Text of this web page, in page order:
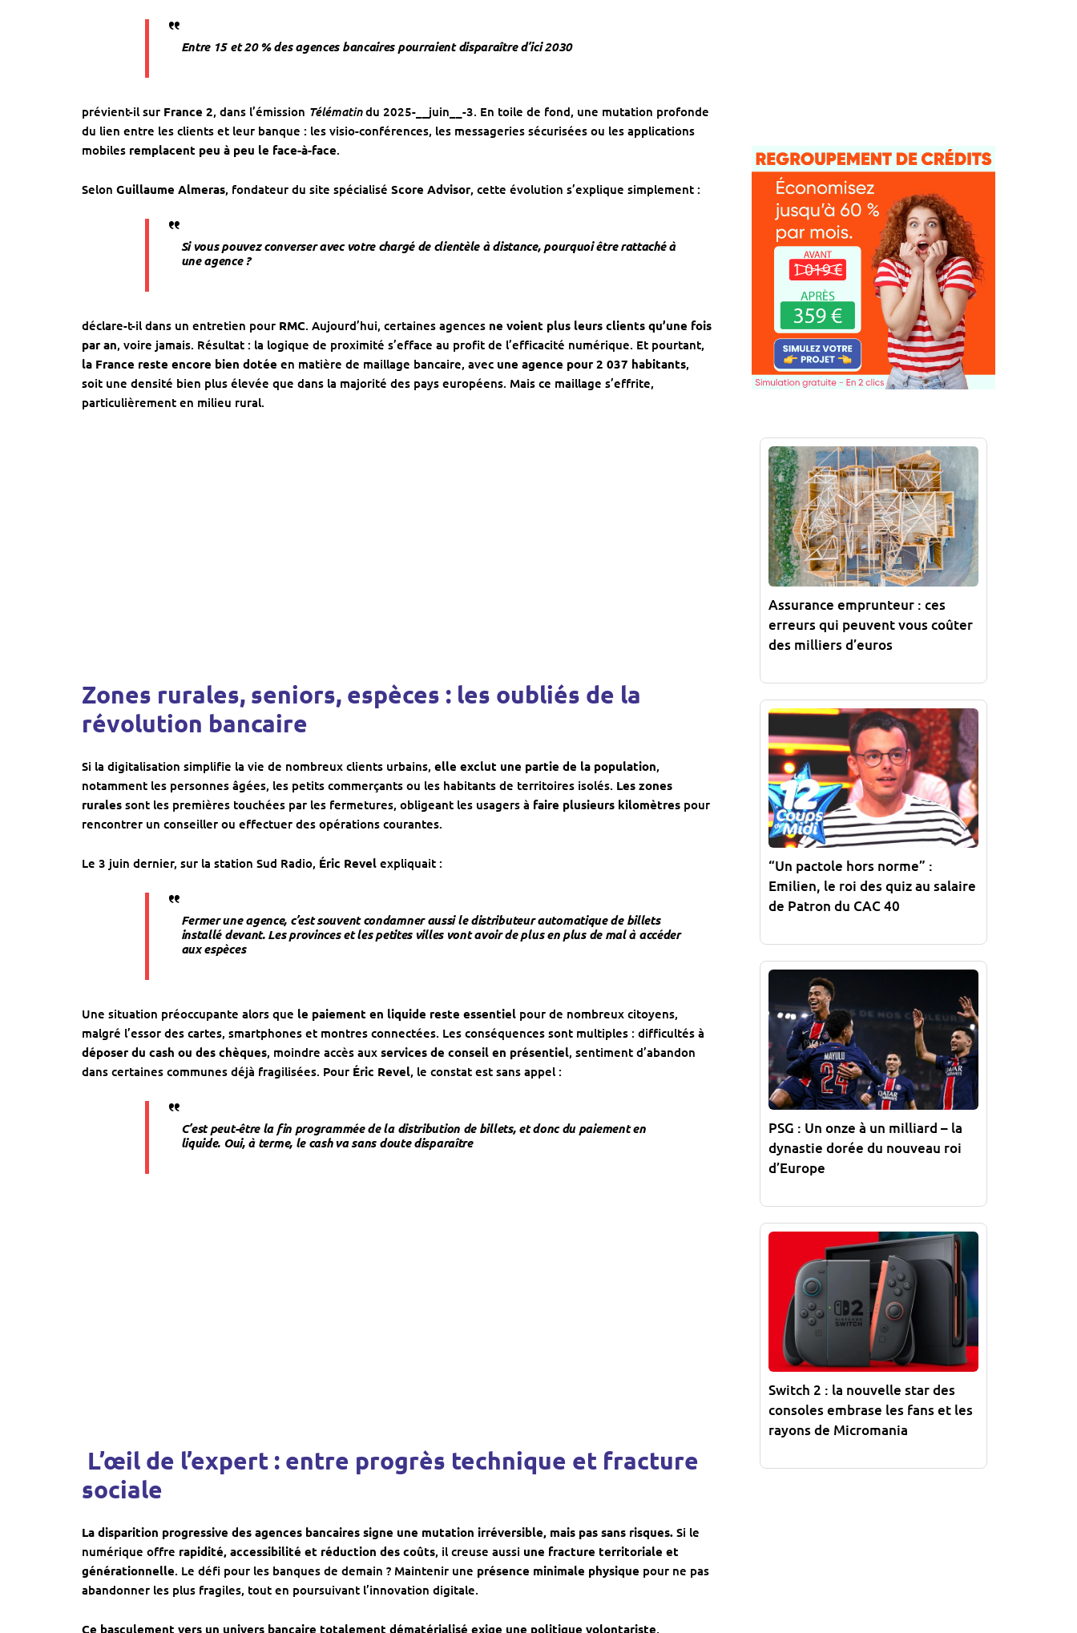
Entre 15 et 20 % des agences bancaires pourraient disparaître d’ici 2030
prévient-il sur France 2, dans l’émission Télématindu 2025-__juin__-3. En toile de fond, une mutation profonde
du lien entre les clients et leur banque : les visio-conférences, les messageries sécurisées ou les applications
mobiles remplacent peu à peu le face-à-face.
Selon Guillaume Almeras, fondateur du site spécialisé Score Advisor, cette évolution s’explique simplement :
Si vous pouvez converser avec votre chargé de clientèle à distance, pourquoi être rattaché à
une agence ?
déclare-t-il dans un entretien pour RMC. Aujourd’hui, certaines agences ne voient plus leurs clients qu’une fois
par an, voire jamais. Résultat : la logique de proximité s’efface au profit de l’efficacité numérique. Et pourtant,
la France reste encore bien dotée en matière de maillage bancaire, avec une agence pour 2 037 habitants,
soit une densité bien plus élevée que dans la majorité des pays européens. Mais ce maillage s’effrite,
particulièrement en milieu rural.
Zones rurales, seniors, espèces : les oubliés de la
révolution bancaire
Si la digitalisation simplifie la vie de nombreux clients urbains, elle exclut une partie de la population,
notamment les personnes âgées, les petits commerçants ou les habitants de territoires isolés. Les zones
rurales sont les premières touchées par les fermetures, obligeant les usagers à faire plusieurs kilomètres pour
rencontrer un conseiller ou effectuer des opérations courantes.
Le 3 juin dernier, sur la station Sud Radio, Éric Revel expliquait :
Fermer une agence, c’est souvent condamner aussi le distributeur automatique de billets
installé devant. Les provinces et les petites villes vont avoir de plus en plus de mal à accéder
aux espèces
Une situation préoccupante alors que le paiement en liquide reste essentiel pour de nombreux citoyens,
malgré l’essor des cartes, smartphones et montres connectées. Les conséquences sont multiples : difficultés à
déposer du cash ou des chèques, moindre accès aux services de conseil en présentiel, sentiment d’abandon
dans certaines communes déjà fragilisées. Pour Éric Revel, le constat est sans appel :
C’est peut-être la fin programmée de la distribution de billets, et donc du paiement en
liquide. Oui, à terme, le cash va sans doute disparaître
️ L’œil de l’expert : entre progrès technique et fracture
sociale
La disparition progressive des agences bancaires signe une mutation irréversible, mais pas sans risques. Si le
numérique offre rapidité, accessibilité et réduction des coûts, il creuse aussi une fracture territoriale et
générationnelle. Le défi pour les banques de demain ? Maintenir une présence minimale physique pour ne pas
abandonner les plus fragiles, tout en poursuivant l’innovation digitale.
Ce basculement vers un univers bancaire totalement dématérialisé exige une politique volontariste,
Assurance emprunteur : ces
erreurs qui peuvent vous coûter
des milliers d’euros
“Un pactole hors norme” :
Emilien, le roi des quiz au salaire
de Patron du CAC 40
PSG : Un onze à un milliard – la
dynastie dorée du nouveau roi
d’Europe
Switch 2 : la nouvelle star des
consoles embrase les fans et les
rayons de Micromania